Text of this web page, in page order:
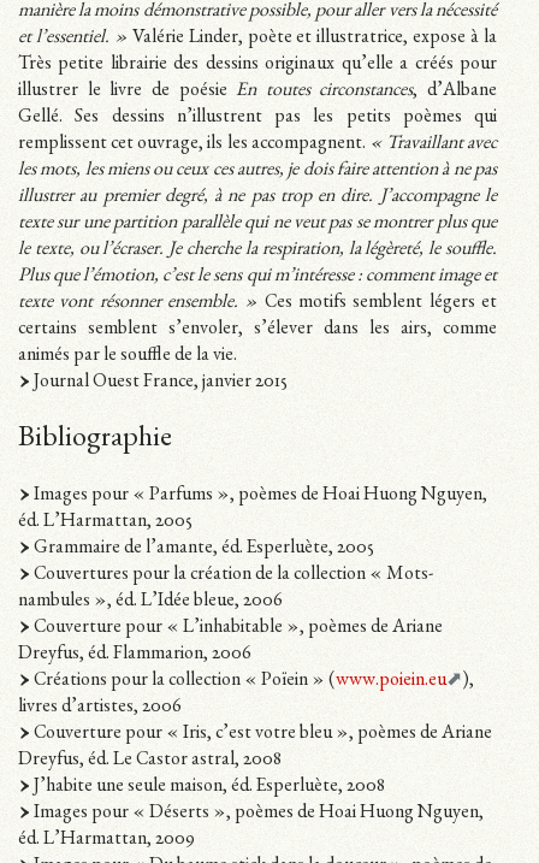
manière la moins démonstrative possible, pour aller vers la nécessité
et l’essentiel. » Valérie Linder, poète et illustratrice, expose à la
Très petite librairie des dessins originaux qu’elle a créés pour
illustrer le livre de poésieEn toutes circonstances, d’Albane
Gellé. Ses dessins n’illustrent pas les petits poèmes qui
remplissent cet ouvrage, ils les accompagnent. « Travaillant avec
les mots, les miens ou ceux ces autres, je dois faire attention à ne pas
illustrer au premier degré, à ne pas trop en dire. J’accompagne le
texte sur une partition parallèle qui ne veut pas se montrer plus que
le texte, ou l’écraser. Je cherche la respiration, la légèreté, le souffle.
Plus que l’émotion, c’est le sens qui m’intéresse : comment image et
texte vont résonner ensemble. » Ces motifs semblent légers et
certains semblent s’envoler, s’élever dans les airs, comme
animés par le souffle de la vie.
Journal Ouest France, janvier 2015
Bibliographie
Images pour « Parfums », poèmes de Hoai Huong Nguyen,
éd. L’Harmattan, 2005
Grammaire de l’amante, éd. Esperluète, 2005
Couvertures pour la création de la collection « Mots-
nambules », éd. L’Idée bleue, 2006
Couverture pour « L’inhabitable », poèmes de Ariane
Dreyfus, éd. Flammarion, 2006
Créations pour la collection « Poïein » (www.poiein.eu
),
livres d’artistes, 2006
Couverture pour « Iris, c’est votre bleu », poèmes de Ariane
Dreyfus, éd. Le Castor astral, 2008
J’habite une seule maison, éd. Esperluète, 2008
Images pour « Déserts », poèmes de Hoai Huong Nguyen,
éd. L’Harmattan, 2009